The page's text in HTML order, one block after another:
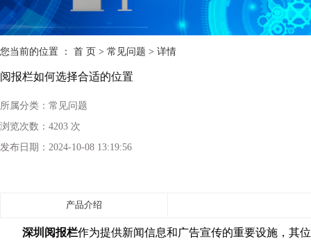
您当前的位置 ： 首 页 > 常见问题 > 详情
阅报栏如何选择合适的位置
所属分类： 常见问题
浏览次数： 4203 次
发布日期： 2024-10-08 13:19:56
产品介绍
深圳阅报栏作为提供新闻信息和广告宣传的重要设施，其